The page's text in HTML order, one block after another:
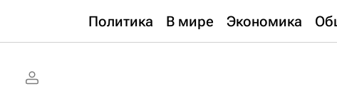
Политика В мире Экономика